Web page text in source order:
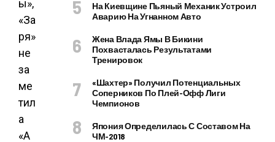
На Киевщине Пьяный Механик Устроил
Аварию На Угнанном Авто
Жена Влада Ямы В Бикини
Похвасталась Результатами
Тренировок
«Шахтер» Получил Потенциальных
Соперников По Плей-Офф Лиги
Чемпионов
Япония Определилась С Составом На
ЧМ-2018